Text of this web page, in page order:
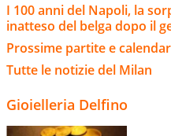
I 100 anni del Napoli, la
inatteso del belga dopo il
Prossime partite e
Tutte le notizie del Milan
Gioielleria Delfino